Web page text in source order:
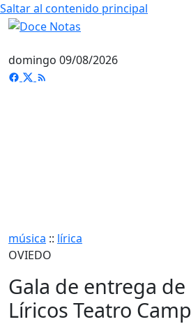
Saltar al contenido principal
domingo 09/08/2026
música :: lírica
OVIEDO
Gala de entrega
Líricos Teatro